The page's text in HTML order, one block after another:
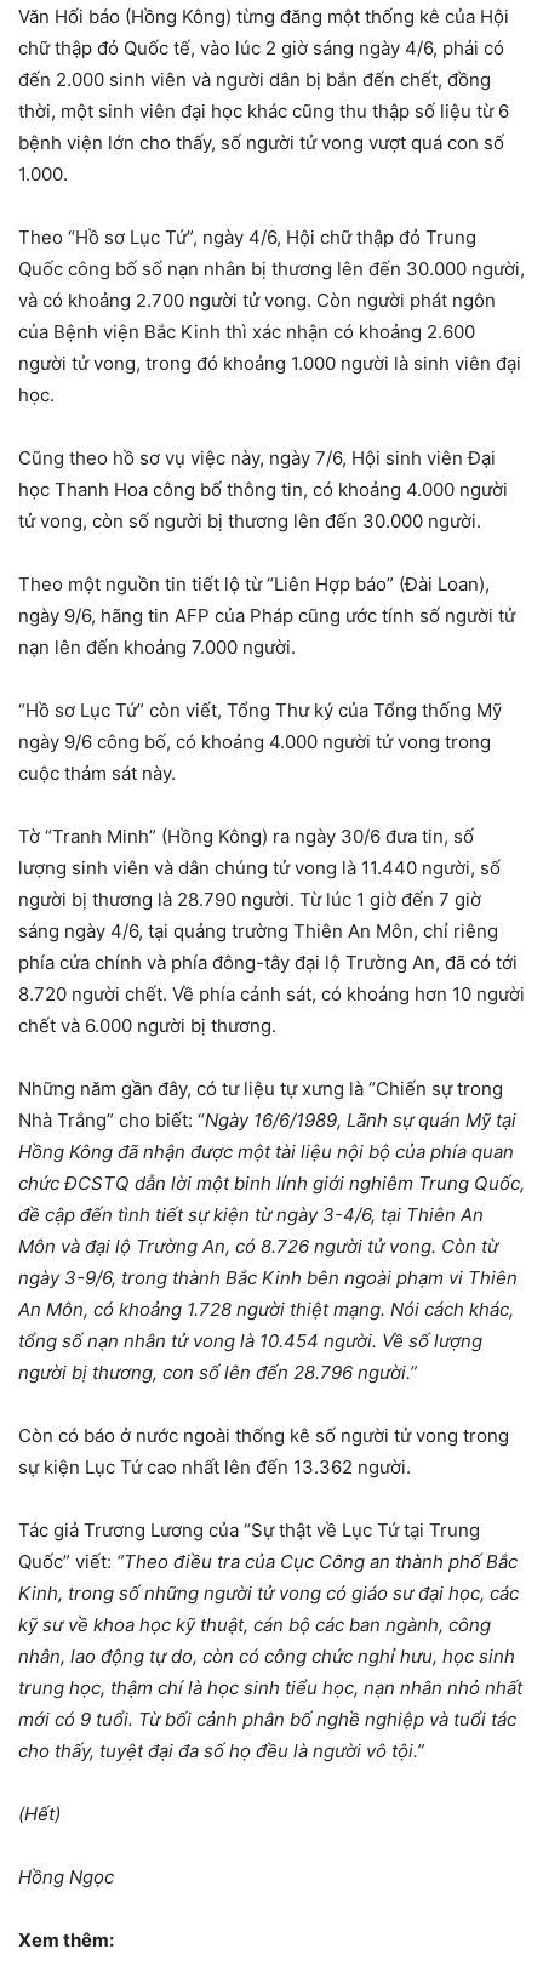
Văn Hối báo (Hồng Kông) từng đăng một thống kê của Hội
chữ thập đỏ Quốc tế, vào lúc 2 giờ sáng ngày 4/6, phải có
đến 2.000 sinh viên và người dân bị bắn đến chết, đồng
thời, một sinh viên đại học khác cũng thu thập số liệu từ 6
bệnh viện lớn cho thấy, số người tử vong vượt quá con số
1.000.
Theo “Hồ sơ Lục Tứ”, ngày 4/6, Hội chữ thập đỏ Trung
Quốc công bố số nạn nhân bị thương lên đến 30.000 người,
và có khoảng 2.700 người tử vong. Còn người phát ngôn
của Bệnh viện Bắc Kinh thì xác nhận có khoảng 2.600
người tử vong, trong đó khoảng 1.000 người là sinh viên đại
học.
Cũng theo hồ sơ vụ việc này, ngày 7/6, Hội sinh viên Đại
học Thanh Hoa công bố thông tin, có khoảng 4.000 người
tử vong, còn số người bị thương lên đến 30.000 người.
Theo một nguồn tin tiết lộ từ “Liên Hợp báo” (Đài Loan),
ngày 9/6, hãng tin AFP của Pháp cũng ước tính số người tử
nạn lên đến khoảng 7.000 người.
“Hồ sơ Lục Tứ” còn viết, Tổng Thư ký của Tổng thống Mỹ
ngày 9/6 công bố, có khoảng 4.000 người tử vong trong
cuộc thảm sát này.
Tờ “Tranh Minh” (Hồng Kông) ra ngày 30/6 đưa tin, số
lượng sinh viên và dân chúng tử vong là 11.440 người, số
người bị thương là 28.790 người. Từ lúc 1 giờ đến 7 giờ
sáng ngày 4/6, tại quảng trường Thiên An Môn, chỉ riêng
phía cửa chính và phía đông-tây đại lộ Trường An, đã có tới
8.720 người chết. Về phía cảnh sát, có khoảng hơn 10 người
chết và 6.000 người bị thương.
Những năm gần đây, có tư liệu tự xưng là “Chiến sự trong
Nhà Trắng” cho biết: “Ngày 16/6/1989, Lãnh sự quán Mỹ tại
Hồng Kông đã nhận được một tài liệu nội bộ của phía quan
chức ĐCSTQ dẫn lời một binh lính giới nghiêm Trung Quốc,
đề cập đến tình tiết sự kiện từ ngày 3-4/6, tại Thiên An
Môn và đại lộ Trường An, có 8.726 người tử vong. Còn từ
ngày 3-9/6, trong thành Bắc Kinh bên ngoài phạm vi Thiên
An Môn, có khoảng 1.728 người thiệt mạng. Nói cách khác,
tổng số nạn nhân tử vong là 10.454 người. Về số lượng
người bị thương, con số lên đến 28.796 người.”
Còn có báo ở nước ngoài thống kê số người tử vong trong
sự kiện Lục Tứ cao nhất lên đến 13.362 người.
Tác giả Trương Lương của “Sự thật về Lục Tứ tại Trung
Quốc” viết: “Theo điều tra của Cục Công an thành phố Bắc
Kinh, trong số những người tử vong có giáo sư đại học, các
kỹ sư về khoa học kỹ thuật, cán bộ các ban ngành, công
nhân, lao động tự do, còn có công chức nghỉ hưu, học sinh
trung học, thậm chí là học sinh tiểu học, nạn nhân nhỏ nhất
mới có 9 tuổi. Từ bối cảnh phân bố nghề nghiệp và tuổi tác
cho thấy, tuyệt đại đa số họ đều là người vô tội.”
(Hết)
Hồng Ngọc
Xem thêm: